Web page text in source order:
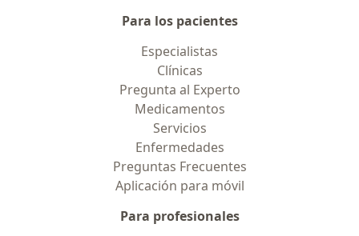
Para los pacientes
Especialistas
Clínicas
Pregunta al Experto
Medicamentos
Servicios
Enfermedades
Preguntas Frecuentes
Aplicación para móvil
Para profesionales